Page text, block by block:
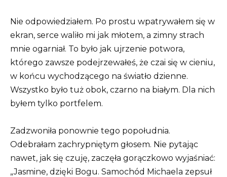
Nie odpowiedziałem. Po prostu wpatrywałem się w
ekran, serce waliło mi jak młotem, a zimny strach
mnie ogarniał. To było jak ujrzenie potwora,
którego zawsze podejrzewałeś, że czai się w cieniu,
w końcu wychodzącego na światło dzienne.
Wszystko było tuż obok, czarno na białym. Dla nich
byłem tylko portfelem.
Zadzwoniła ponownie tego popołudnia.
Odebrałam zachrypniętym głosem. Nie pytając
nawet, jak się czuję, zaczęła gorączkowo wyjaśniać:
„Jasmine, dzięki Bogu. Samochód Michaela zepsuł